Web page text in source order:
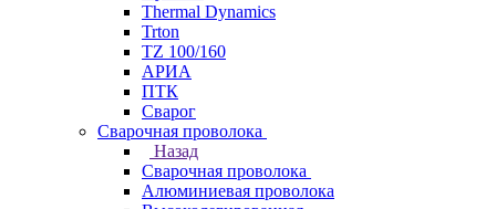
Thermal Dynamics
Trton
TZ 100/160
АРИА
ПТК
Сварог
Сварочная проволока
Назад
Сварочная проволока
Алюминиевая проволока